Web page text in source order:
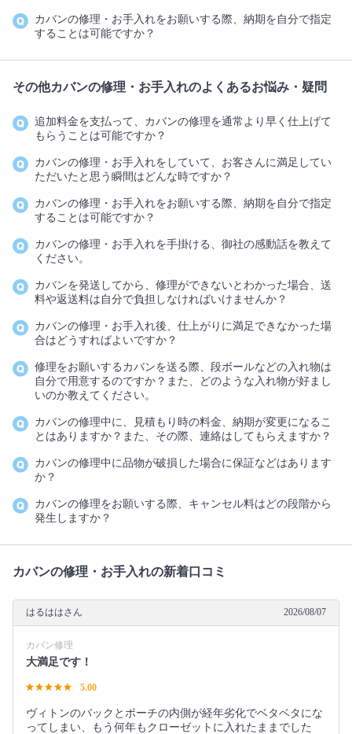
カバンの修理・お手入れをお願いする際、納期を自分で指定
することは可能ですか？
その他カバンの修理・お手入れのよくあるお悩み・疑問
追加料金を支払って、カバンの修理を通常より早く仕上げて
もらうことは可能ですか？
カバンの修理・お手入れをしていて、お客さんに満足してい
ただいたと思う瞬間はどんな時ですか？
カバンの修理・お手入れをお願いする際、納期を自分で指定
することは可能ですか？
カバンの修理・お手入れを手掛ける、御社の感動話を教えて
ください。
カバンを発送してから、修理ができないとわかった場合、送
料や返送料は自分で負担しなければいけませんか？
カバンの修理・お手入れ後、仕上がりに満足できなかった場
合はどうすればよいですか？
修理をお願いするカバンを送る際、段ボールなどの入れ物は
自分で用意するのですか？また、どのような入れ物が好まし
いのか教えてください。
カバンの修理中に、見積もり時の料金、納期が変更になるこ
とはありますか？また、その際、連絡はしてもらえますか？
カバンの修理中に品物が破損した場合に保証などはあります
か？
カバンの修理をお願いする際、キャンセル料はどの段階から
発生しますか？
カバンの修理・お手入れの新着口コミ
はるははさん 2026/08/07
カバン修理
大満足です！
5.00
ヴィトンのバックとポーチの内側が経年劣化でベタベタにな
ってしまい、もう何年もクローゼットに入れたままでした